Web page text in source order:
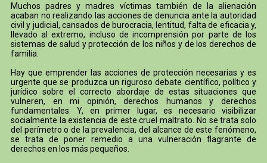
Muchos padres y madres víctimas también de la alienación
acaban no realizando las acciones de denuncia ante la autoridad
civil y judicial, cansados de burocracia, lentitud, falta de eficacia y,
llevado al extremo, incluso de incomprensión por parte de los
sistemas de salud y protección de los niños y de los derechos de
familia.
Hay que emprender las acciones de protección necesarias y es
urgente que se produzca un riguroso debate científico, político y
jurídico sobre el correcto abordaje de estas situaciones que
vulneren, en mi opinión, derechos humanos y derechos
fundamentales. Y, en primer lugar, es necesario visibilizar
socialmente la existencia de este cruel maltrato. No se trata solo
del perímetro o de la prevalencia, del alcance de este fenómeno,
se trata de poner remedio a una vulneración flagrante de
derechos en los más pequeños.